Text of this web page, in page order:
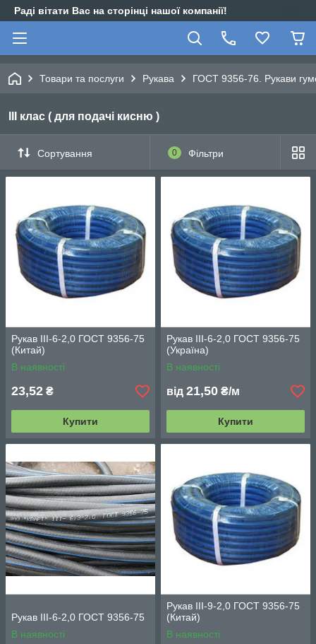
Раді вітати Вас на сторінці нашої компанії!
Товари та послуги Рукава ГОСТ 9356-76. Рукави
III клас ( для подачі кисню )
Сортування 0 Фільтри
Рукав III-6-2,0 ГОСТ 9356-75
(Китай)
В наявності
23,52 ₴
Купити
Рукав III-6-2,0 ГОСТ 9356-75
(Україна)
В наявності
від 21,50 ₴/м
Купити
Рукав III-6-2,0 ГОСТ 9356-75
В наявності
Рукав III-9-2,0 ГОСТ 9356-75
(Китай)
В наявності